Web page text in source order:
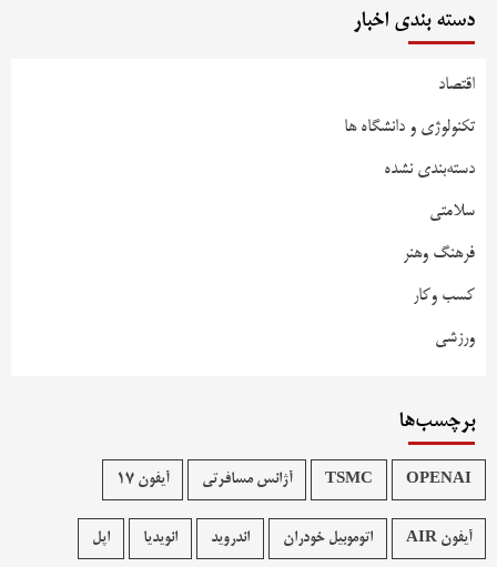
دسته بندی اخبار
اقتصاد
تکنولوژی و دانشگاه ها
دسته‌بندی نشده
سلامتی
فرهنگ وهنر
کسب وکار
ورزشی
برچسب‌ها
OPENAI
TSMC آژانس مسافرتی آیفون 17
آیفون AIR اتوموبیل خودران اندروید انویدیا اپل